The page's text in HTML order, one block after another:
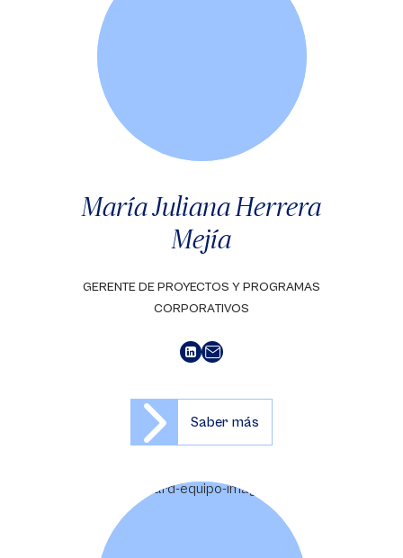
María Juliana Herrera
Mejía
GERENTE DE PROYECTOS Y PROGRAMAS
CORPORATIVOS
Saber más